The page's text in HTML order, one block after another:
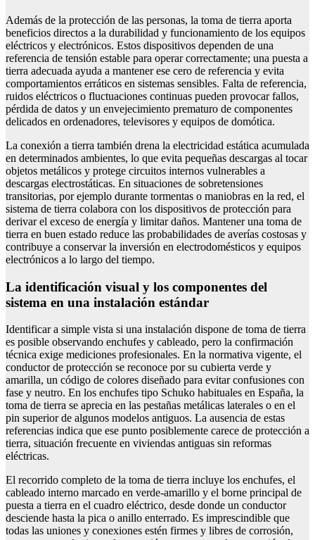
Además de la protección de las personas, la toma de tierra aporta
beneficios directos a la durabilidad y funcionamiento de los equipos
eléctricos y electrónicos. Estos dispositivos dependen de una
referencia de tensión estable para operar correctamente; una puesta a
tierra adecuada ayuda a mantener ese cero de referencia y evita
comportamientos erráticos en sistemas sensibles. Falta de referencia,
ruidos eléctricos o fluctuaciones continuas pueden provocar fallos,
pérdida de datos y un envejecimiento prematuro de componentes
delicados en ordenadores, televisores y equipos de domótica.
La conexión a tierra también drena la electricidad estática acumulada
en determinados ambientes, lo que evita pequeñas descargas al tocar
objetos metálicos y protege circuitos internos vulnerables a
descargas electrostáticas. En situaciones de sobretensiones
transitorias, por ejemplo durante tormentas o maniobras en la red, el
sistema de tierra colabora con los dispositivos de protección para
derivar el exceso de energía y limitar daños. Mantener una toma de
tierra en buen estado reduce las probabilidades de averías costosas y
contribuye a conservar la inversión en electrodomésticos y equipos
electrónicos a lo largo del tiempo.
La identificación visual y los componentes del
sistema en una instalación estándar
Identificar a simple vista si una instalación dispone de toma de tierra
es posible observando enchufes y cableado, pero la confirmación
técnica exige mediciones profesionales. En la normativa vigente, el
conductor de protección se reconoce por su cubierta verde y
amarilla, un código de colores diseñado para evitar confusiones con
fase y neutro. En los enchufes tipo Schuko habituales en España, la
toma de tierra se aprecia en las pestañas metálicas laterales o en el
pin superior de algunos modelos antiguos. La ausencia de estas
referencias indica que ese punto posiblemente carece de protección a
tierra, situación frecuente en viviendas antiguas sin reformas
eléctricas.
El recorrido completo de la toma de tierra incluye los enchufes, el
cableado interno marcado en verde-amarillo y el borne principal de
puesta a tierra en el cuadro eléctrico, desde donde un conductor
desciende hasta la pica o anillo enterrado. Es imprescindible que
todas las uniones y conexiones estén firmes y libres de corrosión,